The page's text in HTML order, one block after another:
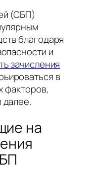
(СБП)
благодаря
и
зачисления
в
факторов,
на